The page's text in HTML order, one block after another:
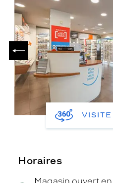
PRÉCÉDENT
Horaires
Magasin ouvert